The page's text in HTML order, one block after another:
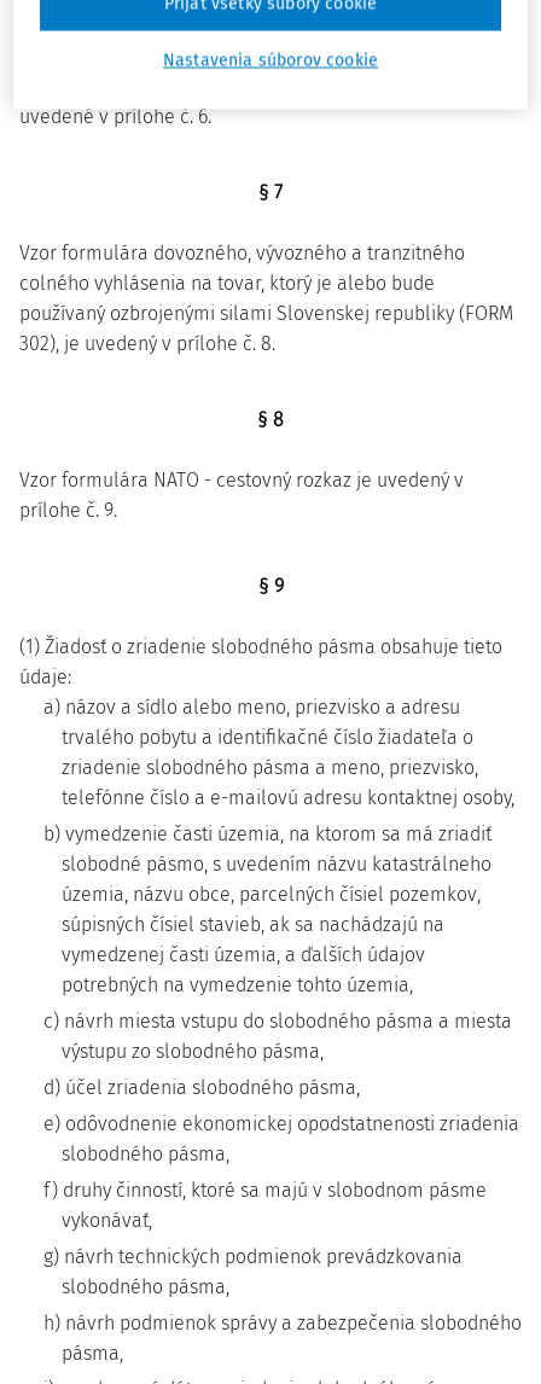
na dočasné uskladnenie, oznámení, dôkazov colného
statusu tovaru Európskej únie, žiadostí a rozhodnutí, ktoré
uvedené v prílohe č. 6.
§ 7
Vzor formulára dovozného, vývozného a tranzitného
colného vyhlásenia na tovar, ktorý je alebo bude
používaný ozbrojenými silami Slovenskej republiky (FORM
302), je uvedený v prílohe č. 8.
§ 8
Vzor formulára NATO - cestovný rozkaz je uvedený v
prílohe č. 9.
§ 9
(1) Žiadosť o zriadenie slobodného pásma obsahuje tieto
údaje:
a) názov a sídlo alebo meno, priezvisko a adresu
trvalého pobytu a identifikačné číslo žiadateľa o
zriadenie slobodného pásma a meno, priezvisko,
telefónne číslo a e-mailovú adresu kontaktnej osoby,
b) vymedzenie časti územia, na ktorom sa má zriadiť
slobodné pásmo, s uvedením názvu katastrálneho
územia, názvu obce, parcelných čísiel pozemkov,
súpisných čísiel stavieb, ak sa nachádzajú na
vymedzenej časti územia, a ďalších údajov
potrebných na vymedzenie tohto územia,
c) návrh miesta vstupu do slobodného pásma a miesta
výstupu zo slobodného pásma,
d) účel zriadenia slobodného pásma,
e) odôvodnenie ekonomickej opodstatnenosti zriadenia
slobodného pásma,
f) druhy činností, ktoré sa majú v slobodnom pásme
vykonávať,
g) návrh technických podmienok prevádzkovania
slobodného pásma,
h) návrh podmienok správy a zabezpečenia slobodného
pásma,
Nastavenia súborov cookie